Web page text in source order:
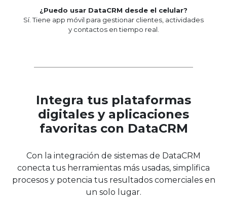
¿Puedo usar DataCRM desde el celular?
Sí. Tiene app móvil para gestionar clientes, actividades
y contactos en tiempo real.
Integra tus plataformas
digitales y aplicaciones
favoritas con DataCRM
Con la integración de sistemas de DataCRM
conecta tus herramientas más usadas, simplifica
procesos y potencia tus resultados comerciales en
un solo lugar.